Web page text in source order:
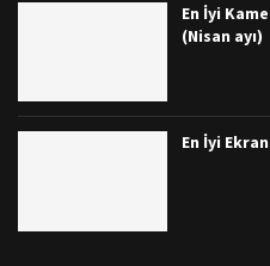
En İyi
(Nisan ayı)
En İyi